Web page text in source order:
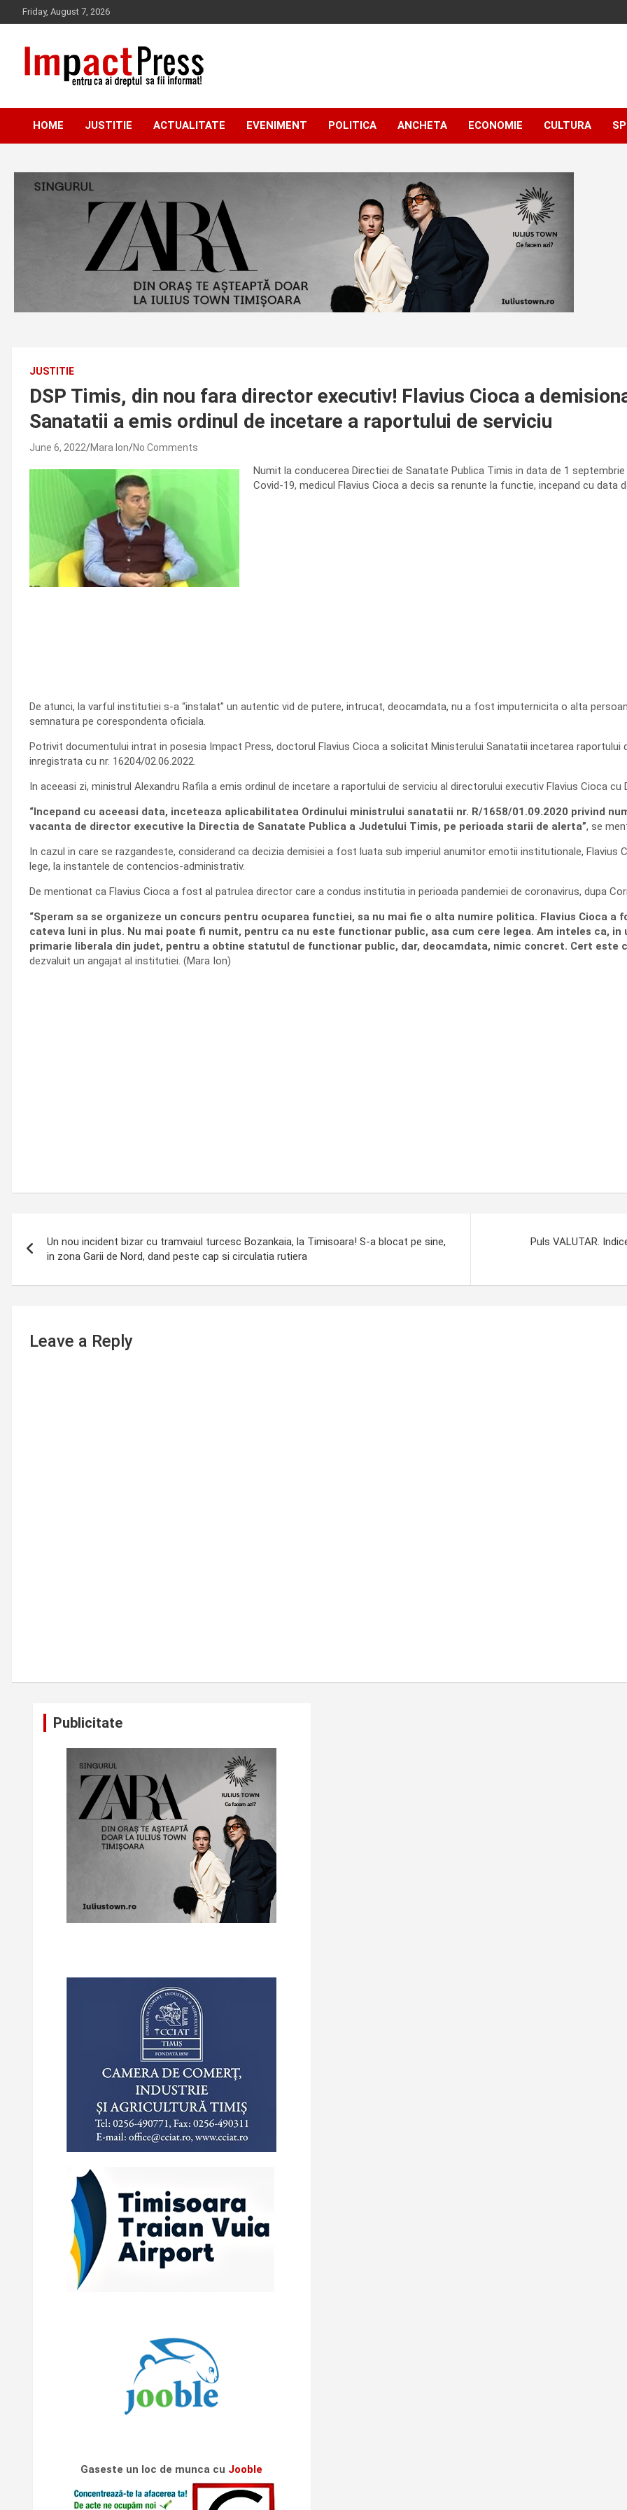
to
Friday, August 7, 2026
IMPACTPRESS
HOME JUSTITIE ACTUALITATE EVENIMENT POLITICA ANCHETA ECONOMIE CULTURA
JUSTITIE
DSP Timis, din nou fara director executiv! Flavius Cioca a
Sanatatii a emis ordinul de incetare a raportului de serviciu
June 6, 2022 Mara Ion No Comments
Numit la conducerea Directiei de Sanatate Publica Timis in data de 1
Covid-19, medicul Flavius Cioca a decis sa renunte la functie, incepand cu data
De atunci, la varful institutiei s-a “instalat” un autentic vid de putere, intrucat, deocamdata, nu a fost imputernicita o alta
semnatura pe corespondenta oficiala.
Potrivit documentului intrat in posesia Impact Press, doctorul Flavius Cioca a solicitat Ministerului Sanatatii incetarea raportului
inregistrata cu nr. 16204/02.06.2022.
In aceeasi zi, ministrul Alexandru Rafila a emis ordinul de incetare a raportului de serviciu al directorului executiv Flavius Cioca cu
“Incepand cu aceeasi data, inceteaza aplicabilitatea Ordinului ministrului sanatatii nr. R/1658/01.09.2020 privind
vacanta de director executive la Directia de Sanatate Publica a Judetului Timis, pe perioada starii de alerta”, se
In cazul in care se razgandeste, considerand ca decizia demisiei a fost luata sub imperiul anumitor emotii institutionale, Flavius
lege, la instantele de contencios-administrativ.
De mentionat ca Flavius Cioca a fost al patrulea director care a condus institutia in perioada pandemiei de coronavirus, dupa
“Speram sa se organizeze un concurs pentru ocuparea functiei, sa nu mai fie o alta numire politica. Flavius Cioca
cateva luni in plus. Nu mai poate fi numit, pentru ca nu este functionar public, asa cum cere legea. Am inteles ca,
primarie liberala din judet, pentru a obtine statutul de functionar public, dar, deocamdata, nimic concret. Cert este
dezvaluit un angajat al institutiei. (Mara Ion)
navigation
Un nou incident bizar cu tramvaiul turcesc Bozankaia, la Timisoara! S-a blocat pe sine,
in zona Garii de Nord, dand peste cap si circulatia rutiera
Puls VALUTAR.
Leave a Reply
Publicitate
Gaseste un loc de munca cu Jooble